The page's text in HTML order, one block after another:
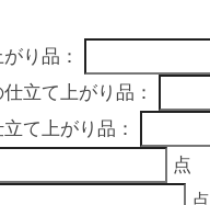
り品：
立て上がり品：
て上がり品：
点